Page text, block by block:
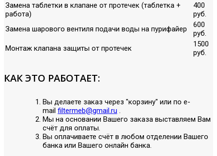
Замена таблетки в клапане от протечек (таблетка +
работа)
400
руб.
Замена шарового вентиля подачи воды на пурифайер
600
руб.
Монтаж клапана защиты от протечек
1500
руб.
КАК ЭТО РАБОТАЕТ:
Вы делаете заказ через "корзину" или по е-
mail filtermeb@gmail.ru
Мы на основании Вашего заказа выставляем Вам
счёт для оплаты.
Вы оплачиваете счёт в любом отделении Вашего
банка или Вашего онлайн банка.